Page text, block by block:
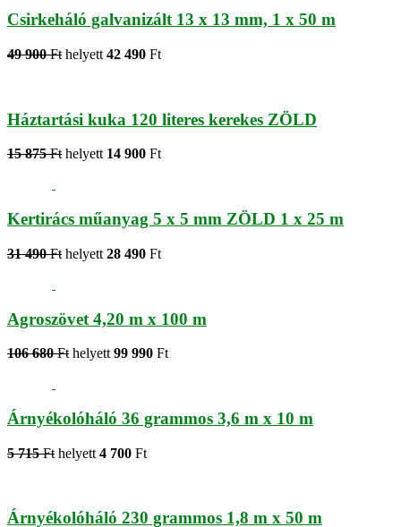
Csirkeháló galvanizált 13 x 13 mm, 1 x 50 m
49 900 Ft helyett 42 490 Ft
Háztartási kuka 120 literes kerekes ZÖLD
15 875 Ft helyett 14 900 Ft
Kertirács műanyag 5 x 5 mm ZÖLD 1 x 25 m
31 490 Ft helyett 28 490 Ft
Agroszövet 4,20 m x 100 m
106 680 Ft helyett 99 990 Ft
Árnyékolóháló 36 grammos 3,6 m x 10 m
5 715 Ft helyett 4 700 Ft
Árnyékolóháló 230 grammos 1,8 m x 50 m